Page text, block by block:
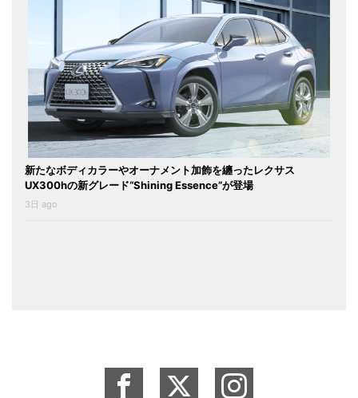
新たなボディカラーやオーナメント加飾を纏ったレクサス
UX300hの新グレード“Shining Essence”が登場
3日 ago